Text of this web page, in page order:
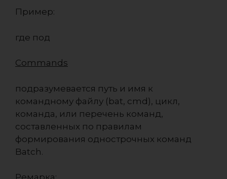
Пример:
где под
Commands
подразумевается путь и имя к
командному файлу (bat, cmd), цикл,
команда, или перечень команд,
составленных по правилам
формирования однострочных команд
Batch.
Ремарка: